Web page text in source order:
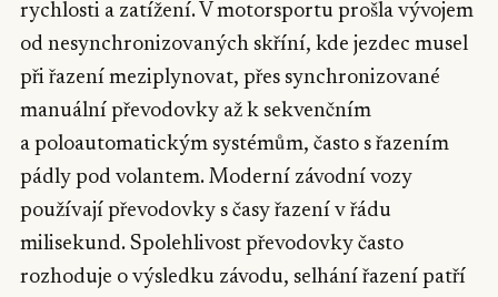
rychlosti a zatížení. V motorsportu prošla vývojem
od nesynchronizovaných skříní, kde jezdec musel
při řazení meziplynovat, přes synchronizované
manuální převodovky až k sekvenčním
a poloautomatickým systémům, často s řazením
pádly pod volantem. Moderní závodní vozy
používají převodovky s časy řazení v řádu
milisekund. Spolehlivost převodovky často
rozhoduje o výsledku závodu, selhání řazení patří